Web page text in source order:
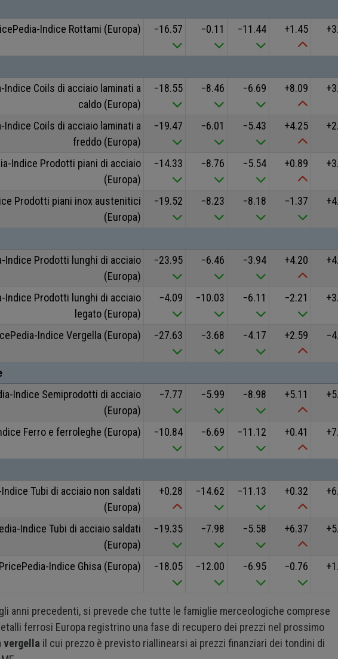
Indice Rottami (Europa)
−16.57 −0.11 −11.44 +1.45
Indice Coils di acciaio laminati a
caldo (Europa)
−18.55 −8.46 −6.69 +8.09
Indice Coils di acciaio laminati a
freddo (Europa)
−19.47 −6.01 −5.43 +4.25
Indice Prodotti piani di acciaio
(Europa)
−14.33 −8.76 −5.54 +0.89
Prodotti piani inox austenitici
(Europa)
−19.52 −8.23 −8.18 −1.37
Indice Prodotti lunghi di acciaio
(Europa)
−23.95 −6.46 −3.94 +4.20
Indice Prodotti lunghi di acciaio
legato (Europa)
−4.09 −10.03 −6.11 −2.21
Indice Vergella (Europa) −27.63 −3.68 −4.17 +2.59
Indice Semiprodotti di acciaio
(Europa)
−7.77 −5.99 −8.98 +5.11
Ferro e ferroleghe (Europa) −10.84 −6.69 −11.12 +0.41
Tubi di acciaio non saldati
(Europa)
+0.28 −14.62 −11.13 +0.32
Indice Tubi di acciaio saldati
(Europa)
−19.35 −7.98 −5.58 +6.37
Indice Ghisa (Europa) −18.05 −12.00 −6.95 −0.76
anni precedenti, si prevede che tutte le famiglie merceologiche comprese
ferrosi Europa registrino una fase di recupero dei prezzi nel prossimo
vergella il cui prezzo è previsto riallinearsi ai prezzi finanziari dei tondini di